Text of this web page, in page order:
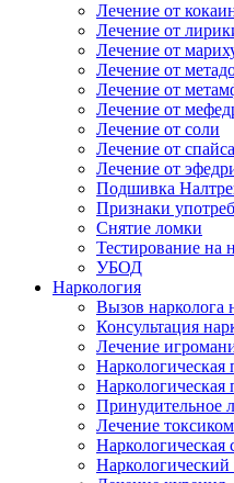
Лечение от
Лечение от
Лечение от
Лечение от
Лечение от
Лечение от
Лечение от соли
Лечение от спайса
Лечение от
Подшивка
Признаки
Снятие ломки
Тестирование на
УБОД
Наркология
Вызов нарколога
Консультация
Лечение
Принудительное
Лечение
Наркологическая
Наркологический